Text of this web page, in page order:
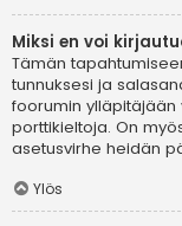
Miksi en voi
Tämän
tunnuksesi ja
foorumin ylläpitäjään
porttikieltoja. On
asetusvirhe heidän
Ylös